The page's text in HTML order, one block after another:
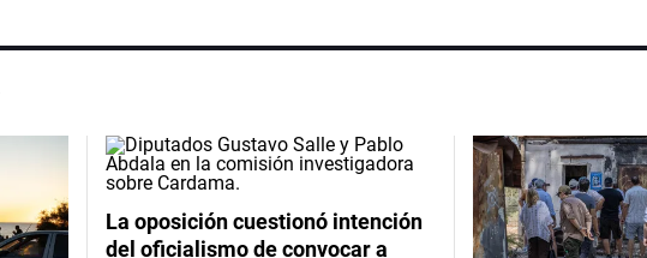
La oposición cuestionó intención
del oficialismo de convocar a